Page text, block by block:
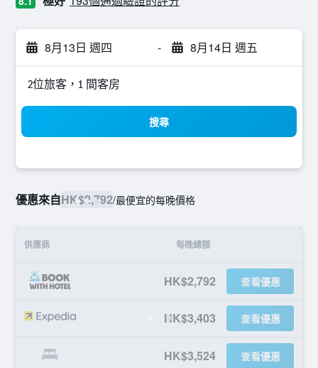
8月13日 週四 - 8月14日 週五
2位旅客，1 間客房
搜尋
優惠來自HK$2,792/最便宜的每晚價格
供應商 每晚總額
HK$2,792 查看優惠
HK$3,403 查看優惠
HK$3,524 查看優惠